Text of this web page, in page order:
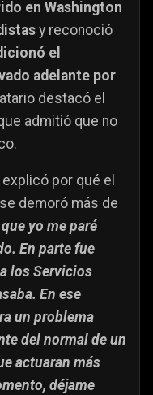
en Washington
y reconoció
el
adelante por
destacó el
admitió que no
por qué el
demoró más de
yo me paré
En parte fue
los Servicios
En ese
un problema
del normal de un
actuaran más
déjame